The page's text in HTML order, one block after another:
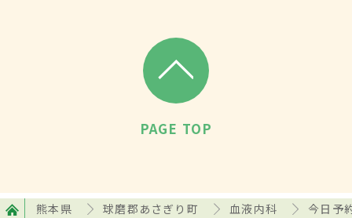
PAGE TOP
熊本県 球磨郡あさぎり町 血液内科 今日予